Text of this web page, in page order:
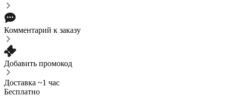
Комментарий к заказу
Добавить промокод
Доставка ~1 час
Бесплатно